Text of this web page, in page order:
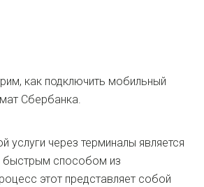
как подключить мобильный
Сбербанка.
услуги через терминалы является
способом из
этот представляет собой